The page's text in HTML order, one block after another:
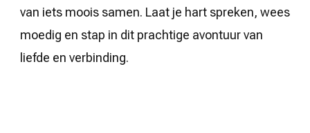
van iets moois samen. Laat je hart spreken, wees
moedig en stap in dit prachtige avontuur van
liefde en verbinding.